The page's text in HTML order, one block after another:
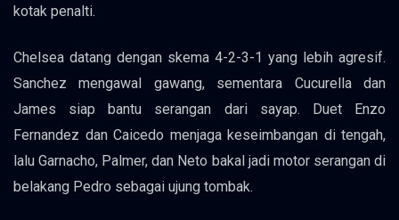
kotak penalti.
Chelsea datang dengan skema 4-2-3-1 yang lebih agresif.
Sanchez mengawal gawang, sementara Cucurella dan
James siap bantu serangan dari sayap. Duet Enzo
Fernandez dan Caicedo menjaga keseimbangan di tengah,
lalu Garnacho, Palmer, dan Neto bakal jadi motor serangan di
belakang Pedro sebagai ujung tombak.